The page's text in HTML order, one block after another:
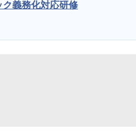
ク義務化対応研修